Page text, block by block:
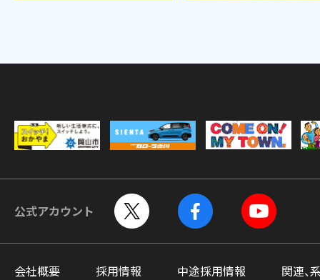
公式アカウント
会社概要 採用情報 中途採用情報 関連、